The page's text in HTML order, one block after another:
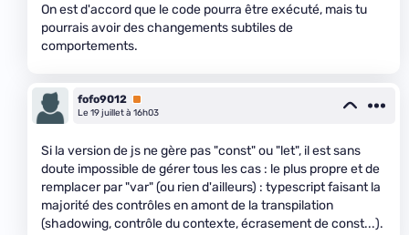
On est d'accord que le code pourra être exécuté, mais tu
pourrais avoir des changements subtiles de
comportements.
fofo9012 Premium
Le 19 juillet à 16h03
Si la version de js ne gère pas "const" ou "let", il est sans
doute impossible de gérer tous les cas : le plus propre et de
remplacer par "var" (ou rien d'ailleurs) : typescript faisant la
majorité des contrôles en amont de la transpilation
(shadowing, contrôle du contexte, écrasement de const...).